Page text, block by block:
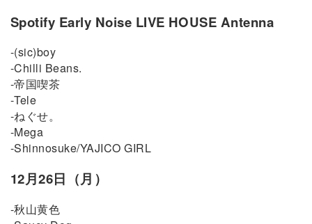
Spotify Early Noise LIVE HOUSE Antenna
-(sic)boy
-Chilli Beans.
-帝国喫茶
-Tele
-ねぐせ。
-Mega
-Shinnosuke/YAJICO GIRL
12月26日（月）
-秋山黄色